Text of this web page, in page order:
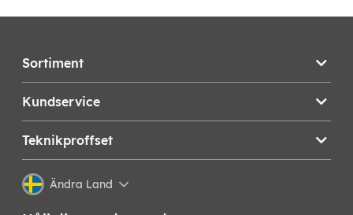
Sortiment
Kundservice
Teknikproffset
Ändra Land